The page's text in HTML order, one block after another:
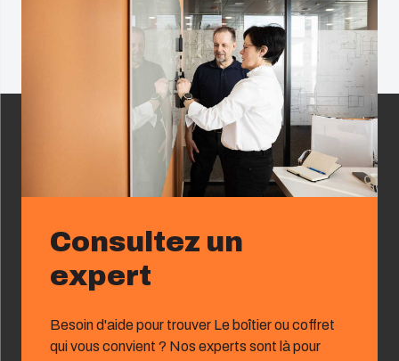
Consultez un
expert
Besoin d'aide pour trouver Le boîtier ou coffret
qui vous convient ? Nos experts sont là pour